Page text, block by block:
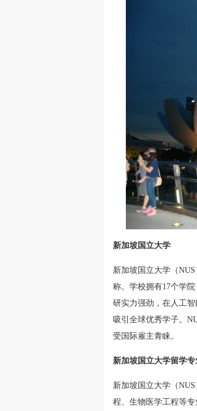
新加坡国立大学
新加坡国立大学（
称。学校拥有17个学
研实力强劲，在人工
吸引全球优秀学子。
受国际雇主青睐。
新加坡国立大学留学专
新加坡国立大学（
程、生物医学工程等